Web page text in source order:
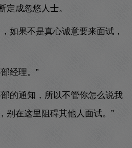
定成忽悠人士。
如果不是真心诚意要来面试，
经理。”
的通知，所以不管你怎么说我
别在这里阻碍其他人面试。”